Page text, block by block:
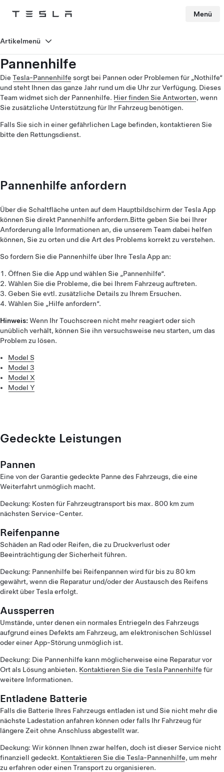
Tesla Menü
Pannenhilfe
Die Tesla-Pannenhilfe sorgt bei Pannen oder Problemen für „Nothilfe“
und steht Ihnen das ganze Jahr rund um die Uhr zur Verfügung. Dieses
Team widmet sich der Pannenhilfe. Hier finden Sie Antworten, wenn
Sie zusätzliche Unterstützung für Ihr Fahrzeug benötigen.
Falls Sie sich in einer gefährlichen Lage befinden, kontaktieren Sie
bitte den Rettungsdienst.
Pannenhilfe anfordern
Über die Schaltfläche unten auf dem Hauptbildschirm der Tesla App
können Sie direkt Pannenhilfe anfordern.Bitte geben Sie bei Ihrer
Anforderung alle Informationen an, die unserem Team dabei helfen
können, Sie zu orten und die Art des Problems korrekt zu verstehen.
So fordern Sie die Pannenhilfe über Ihre Tesla App an:
Öffnen Sie die App und wählen Sie „Pannenhilfe“.
Wählen Sie die Probleme, die bei Ihrem Fahrzeug auftreten.
Geben Sie evtl. zusätzliche Details zu Ihrem Ersuchen.
Wählen Sie „Hilfe anfordern“.
Hinweis: Wenn Ihr Touchscreen nicht mehr reagiert oder sich
unüblich verhält, können Sie ihn versuchsweise neu starten, um das
Problem zu lösen.
Model S
Model 3
Model X
Model Y
Gedeckte Leistungen
Pannen
Eine von der Garantie gedeckte Panne des Fahrzeugs, die eine
Weiterfahrt unmöglich macht.
Deckung: Kosten für Fahrzeugtransport bis max. 800 km zum
nächsten Service-Center.
Reifenpanne
Schäden an Rad oder Reifen, die zu Druckverlust oder
Beeinträchtigung der Sicherheit führen.
Deckung: Pannenhilfe bei Reifenpannen wird für bis zu 80 km
gewährt, wenn die Reparatur und/oder der Austausch des Reifens
direkt über Tesla erfolgt.
Aussperren
Umstände, unter denen ein normales Entriegeln des Fahrzeugs
aufgrund eines Defekts am Fahrzeug, am elektronischen Schlüssel
oder einer App-Störung unmöglich ist.
Deckung: Die Pannenhilfe kann möglicherweise eine Reparatur vor
Ort als Lösung anbieten. Kontaktieren Sie die Tesla Pannenhilfe für
weitere Informationen.
Entladene Batterie
Falls die Batterie Ihres Fahrzeugs entladen ist und Sie nicht mehr die
nächste Ladestation anfahren können oder falls Ihr Fahrzeug für
längere Zeit ohne Anschluss abgestellt war.
Deckung: Wir können Ihnen zwar helfen, doch ist dieser Service nicht
finanziell gedeckt. Kontaktieren Sie die Tesla-Pannenhilfe, um mehr
zu erfahren oder einen Transport zu organisieren.
Artikelmenü